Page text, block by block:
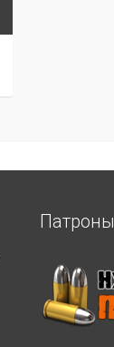
Патроны